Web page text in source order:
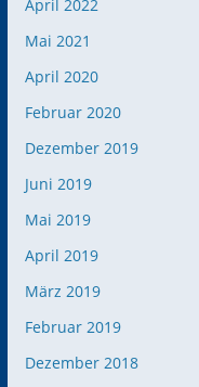
April 2022
Mai 2021
April 2020
Februar 2020
Dezember 2019
Juni 2019
Mai 2019
April 2019
März 2019
Februar 2019
Dezember 2018